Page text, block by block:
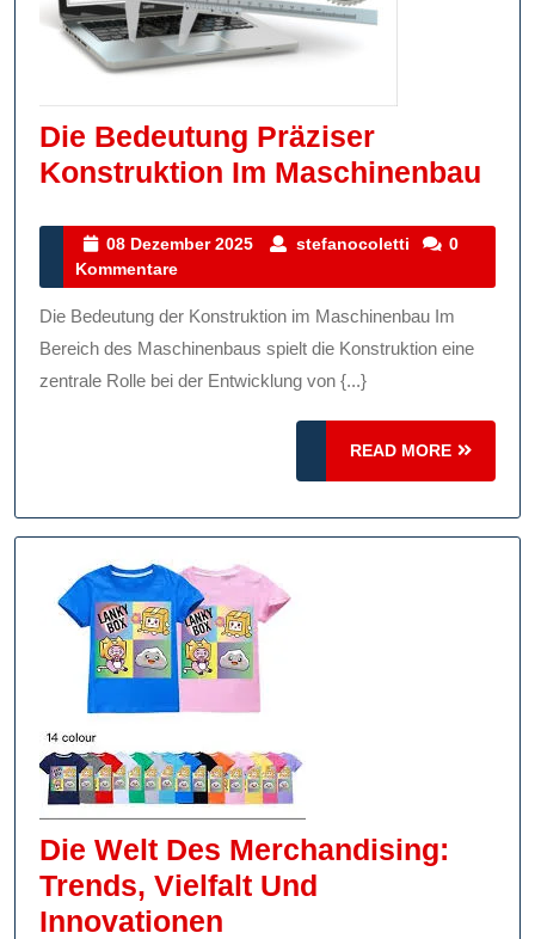
Die Bedeutung Präziser
Konstruktion Im Maschinenbau
08 Dezember 2025
08
2025
stefanocoletti stefanocoletti
0
Kommentare
Die Bedeutung der Konstruktion im Maschinenbau Im
Bereich des Maschinenbaus spielt die Konstruktion eine
zentrale Rolle bei der Entwicklung von {...}
READ MORE
READ
MORE
Die Welt Des Merchandising:
Trends, Vielfalt Und
Innovationen